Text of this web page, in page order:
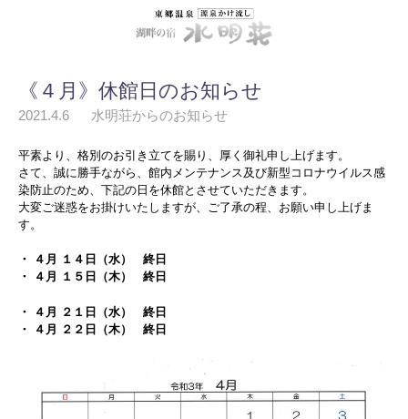
《４月》休館日のお知らせ
2021.4.6 水明荘からのお知らせ
平素より、格別のお引き立てを賜り、厚く御礼申し上げます。
さて、誠に勝手ながら、館内メンテナンス及び新型コロナウイルス感
染防止のため、下記の日を休館とさせていただきます。
大変ご迷惑をお掛けいたしますが、ご了承の程、お願い申し上げま
す。
・ ４月 １４日（水） 終日
・ ４月 １５日（木） 終日
・ ４月 ２１日（水） 終日
・ ４月 ２２日（木） 終日